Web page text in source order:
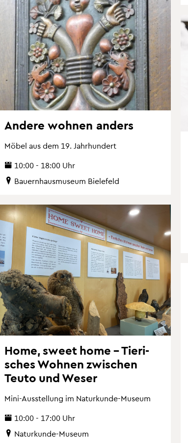
An­de­re woh­nen an­ders
Möbel aus dem 19. Jahr­hun­dert
10:00 - 18:00 Uhr
Bau­ern­haus­mu­se­um Bie­le­feld
Home, sweet home – Tie­ri­
sches Woh­nen zwi­schen
Teuto und Weser
Mini-Aus­stel­lung im Na­tur­kun­de-Mu­se­um
10:00 - 17:00 Uhr
Na­tur­kun­de-Mu­se­um